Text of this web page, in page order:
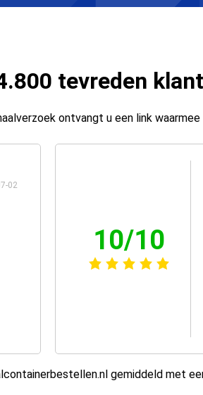
tevreden
ontvangt u een link
02
10/10
gemiddeld met